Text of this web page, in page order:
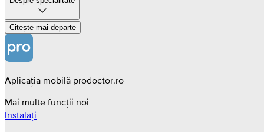
Citește mai departe
Aplicația mobilă prodoctor.ro
Mai multe funcții noi
Instalați